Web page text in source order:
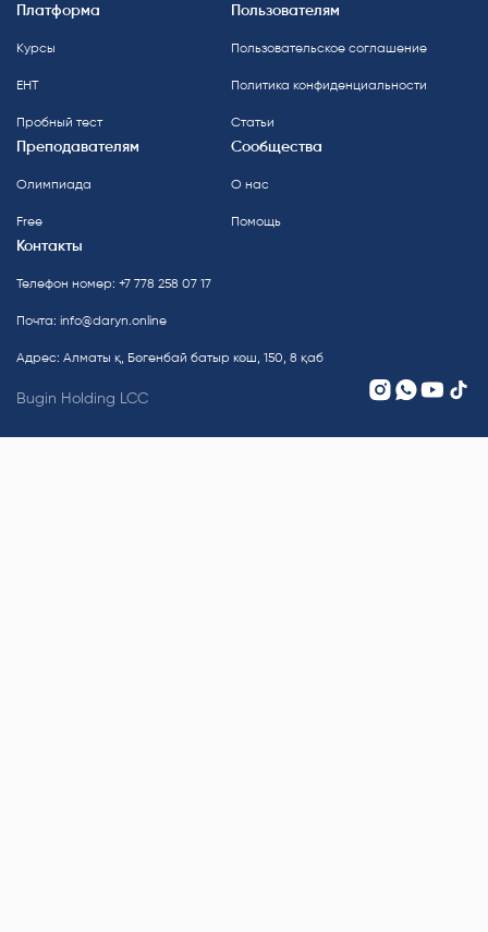
Платформа
Курсы
ЕНТ
Пробный тест
Пользователям
Пользовательское соглашение
Политика конфиденциальности
Статьи
Преподавателям
Олимпиада
Free
Сообщества
О нас
Помощь
Контакты
Телефон номер: +7 778 258 07 17
Почта: info@daryn.online
Адрес: Алматы қ, Бөгенбай батыр көш, 150, 8 қаб
Bugin Holding LCC